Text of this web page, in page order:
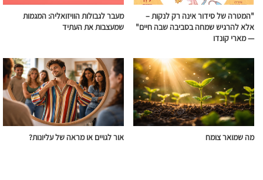
"המטרה של סידור אינה רק לנקות –
אלא להרגיש שמחה בסביבה שבה חיים"
— מארי קונדו
מעבר לגבולות הוויזואליה: המגמות
שמעצבות את העתיד
מה שמואר צומח אור לגויים או מראה של עליונות?